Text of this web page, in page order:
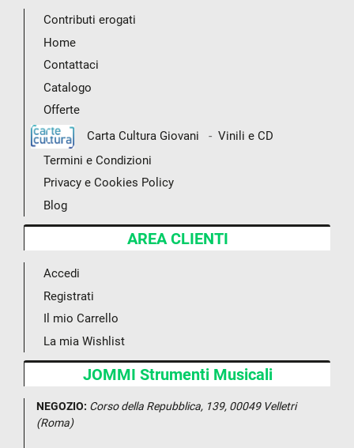
Contributi erogati
Home
Contattaci
Catalogo
Offerte
Carta Cultura Giovani
- Vinili e CD
Termini e Condizioni
Privacy e Cookies Policy
Blog
AREA CLIENTI
Accedi
Registrati
Il mio Carrello
La mia Wishlist
JOMMI Strumenti Musicali
NEGOZIO: Corso della Repubblica, 139, 00049 Velletri
(Roma)